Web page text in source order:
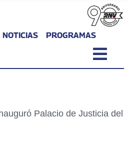
NOTICIAS PROGRAMAS